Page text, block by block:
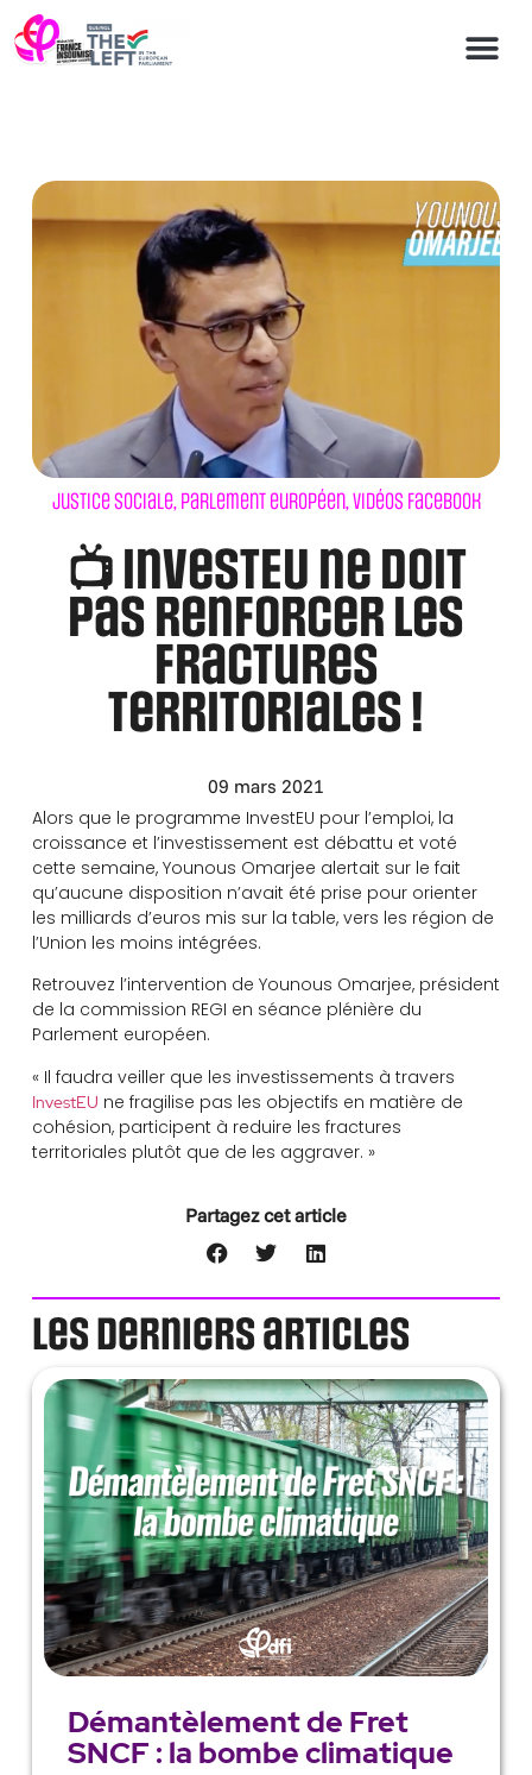
Justice sociale,Parlement européen,Vidéos Facebook
📺 InvestEU ne doit
pas renforcer les
fractures
territoriales !
09 mars 2021
Alors que le programme InvestEU pour l’emploi, la
croissance et l’investissement est débattu et voté
cette semaine, Younous Omarjee alertait sur le fait
qu’aucune disposition n’avait été prise pour orienter
les milliards d’euros mis sur la table, vers les région de
l’Union les moins intégrées.
Retrouvez l’intervention de Younous Omarjee, président
de la commission REGI en séance plénière du
Parlement européen.
« Il faudra veiller que les investissements à travers
InvestEU ne fragilise pas les objectifs en matière de
cohésion, participent à reduire les fractures
territoriales plutôt que de les aggraver. »
Partagez cet article
Les derniers articles
Démantèlement de Fret
SNCF : la bombe climatique